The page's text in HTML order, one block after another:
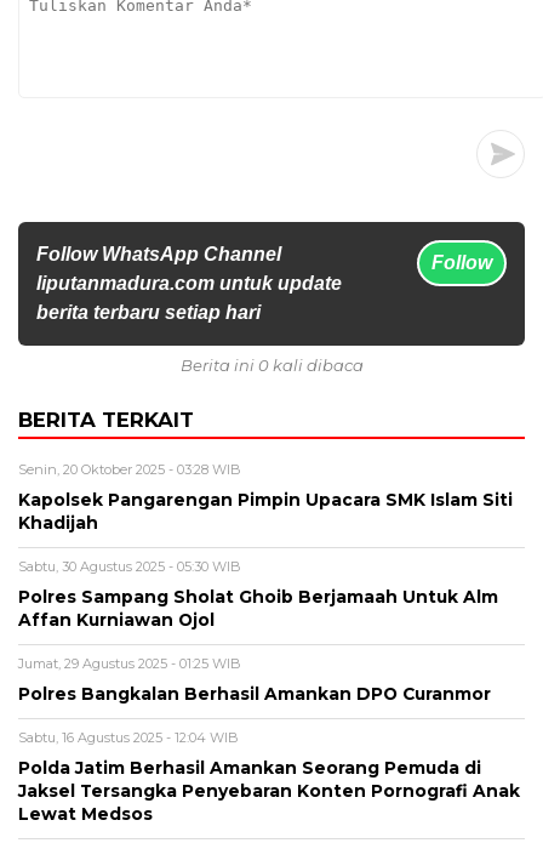
Follow WhatsApp Channel
liputanmadura.com untuk update
berita terbaru setiap hari
Follow
Berita ini 0 kali dibaca
BERITA TERKAIT
Senin, 20 Oktober 2025 - 03:28 WIB
Kapolsek Pangarengan Pimpin Upacara SMK Islam Siti
Khadijah
Sabtu, 30 Agustus 2025 - 05:30 WIB
Polres Sampang Sholat Ghoib Berjamaah Untuk Alm
Affan Kurniawan Ojol
Jumat, 29 Agustus 2025 - 01:25 WIB
Polres Bangkalan Berhasil Amankan DPO Curanmor
Sabtu, 16 Agustus 2025 - 12:04 WIB
Polda Jatim Berhasil Amankan Seorang Pemuda di
Jaksel Tersangka Penyebaran Konten Pornografi Anak
Lewat Medsos